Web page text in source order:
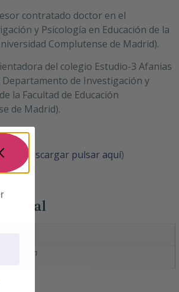
contratado doctor en el
y Psicología en Educación de la
Complutense de Madrid).
del colegio Estudio-3 Afanias
de Investigación y
la Facultad de Educación
de Madrid).
para descargar pulsar aquí)
15 × 1 cm